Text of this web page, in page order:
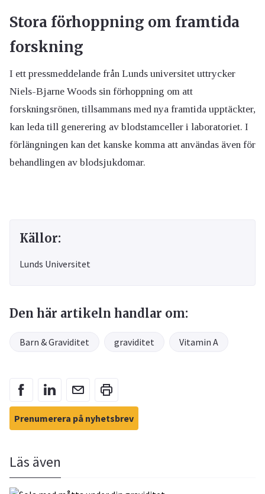
Stora förhoppning om framtida
forskning
I ett pressmeddelande från Lunds universitet uttrycker
Niels-Bjarne Woods sin förhoppning om att
forskningsrönen, tillsammans med nya framtida upptäckter,
kan leda till generering av blodstamceller i laboratoriet. I
förlängningen kan det kanske komma att användas även för
behandlingen av blodsjukdomar.
Källor:
Lunds Universitet
Den här artikeln handlar om:
Barn & Graviditet graviditet Vitamin A
Prenumerera på nyhetsbrev
Läs även